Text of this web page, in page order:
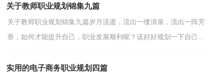
关于教师职业规划锦集九篇
关于教师职业规划锦集九篇岁月流逝，流出一缕清泉，流出一阵芳
香，如何才能提升自己，职业发展顺利呢？该好好规划一下自己接
实用的电子商务职业规划四篇